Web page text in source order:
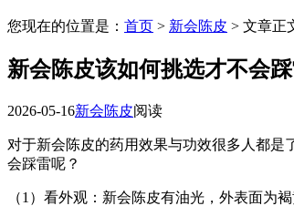
您现在的位置是： 首页 > 新会陈皮 > 文章正
新会陈皮该如何挑选才不会
2026-05-16新会陈皮阅读
对于新会陈皮的药用效果与功效很多人都
会踩雷呢？
（1）看外观：新会陈皮有油光，外表面为